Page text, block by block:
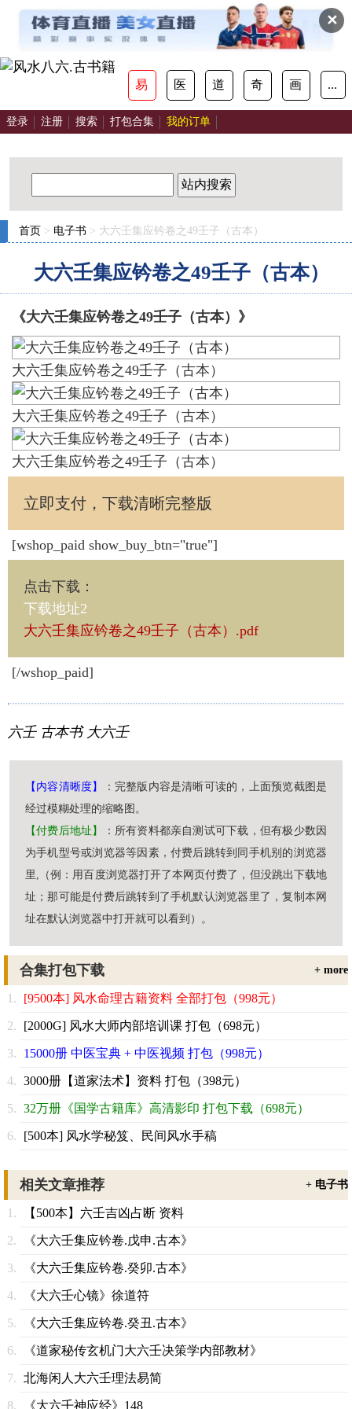
✕
易 医 道 奇 画 ...
登录 注册 搜索 打包合集 我的订单
站内搜索
首页 > 电子书 > 大六壬集应钤卷之49壬子（古本）
大六壬集应钤卷之49壬子（古本）
《大六壬集应钤卷之49壬子（古本）》
大六壬集应钤卷之49壬子（古本）
大六壬集应钤卷之49壬子（古本）
大六壬集应钤卷之49壬子（古本）
立即支付，下载清晰完整版
[wshop_paid show_buy_btn="true"]
点击下载 ：
下载地址2
大六壬集应钤卷之49壬子（古本）.pdf
[/wshop_paid]
六壬 古本书 大六壬
【内容清晰度】
：完整版内容是清晰可读的，上面预览截图是
经过模糊处理的缩略图。
【付费后地址】
：所有资料都亲自测试可下载，但有极少数因
为手机型号或浏览器等因素，付费后跳转到同手机别的浏览器
里,（例：用百度浏览器打开了本网页付费了，但没跳出下载地
址；那可能是付费后跳转到了手机默认浏览器里了，复制本网
址在默认浏览器中打开就可以看到）。
合集打包下载 + more
[9500本] 风水命理古籍资料 全部打包（998元）
[2000G] 风水大师内部培训课 打包（698元）
15000册 中医宝典 + 中医视频 打包（998元）
3000册【道家法术】资料 打包（398元）
32万册《国学古籍库》高清影印 打包下载（698元）
[500本] 风水学秘笈、民间风水手稿
相关文章推荐 + 电子书
【500本】六壬吉凶占断 资料
《大六壬集应钤卷.戊申.古本》
《大六壬集应钤卷.癸卯.古本》
《大六壬心镜》徐道符
《大六壬集应钤卷.癸丑.古本》
《道家秘传玄机门大六壬决策学内部教材》
北海闲人大六壬理法易简
《大六壬神应经》148